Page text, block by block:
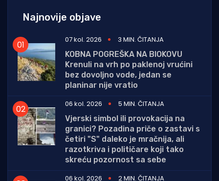
Najnovije objave
07 kol. 2026
3 MIN. ČITANJA
KOBNA POGREŠKA NA BIOKOVU
Krenuli na vrh po paklenoj vrućini
bez dovoljno vode, jedan se
planinar nije vratio
06 kol. 2026
5 MIN. ČITANJA
Vjerski simbol ili provokacija na
granici? Pozadina priče o zastavi s
četiri "S" daleko je mračnija, ali
razotkriva i političare koji tako
skreću pozornost sa sebe
06 kol. 2026
2 MIN. ČITANJA